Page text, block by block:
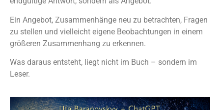
Ein Angebot, Zusammenhänge neu zu betrachten, Fragen
zu stellen und vielleicht eigene Beobachtungen in einem
größeren Zusammenhang zu erkennen.
Was daraus entsteht, liegt nicht im Buch – sondern im
Leser.